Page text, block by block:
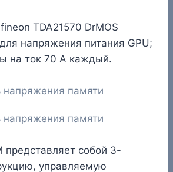
TDA21570 DrMOS
напряжения питания GPU;
на ток 70 А каждый.
представляет собой 3-
управляемую